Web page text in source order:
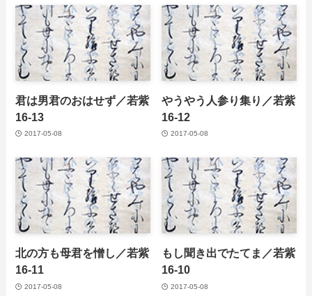
君は男君のおはせず／若紫
16-13
2017-05-08
やうやう人参り集り／若紫
16-12
2017-05-08
北の方も母君を憎し／若紫
16-11
2017-05-08
もし聞き出でたてま／若紫
16-10
2017-05-08